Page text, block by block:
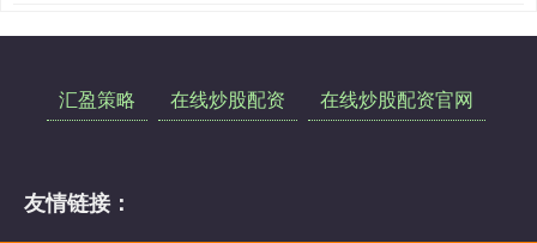
汇盈策略 在线炒股配资 在线炒股配资官网
友情链接：